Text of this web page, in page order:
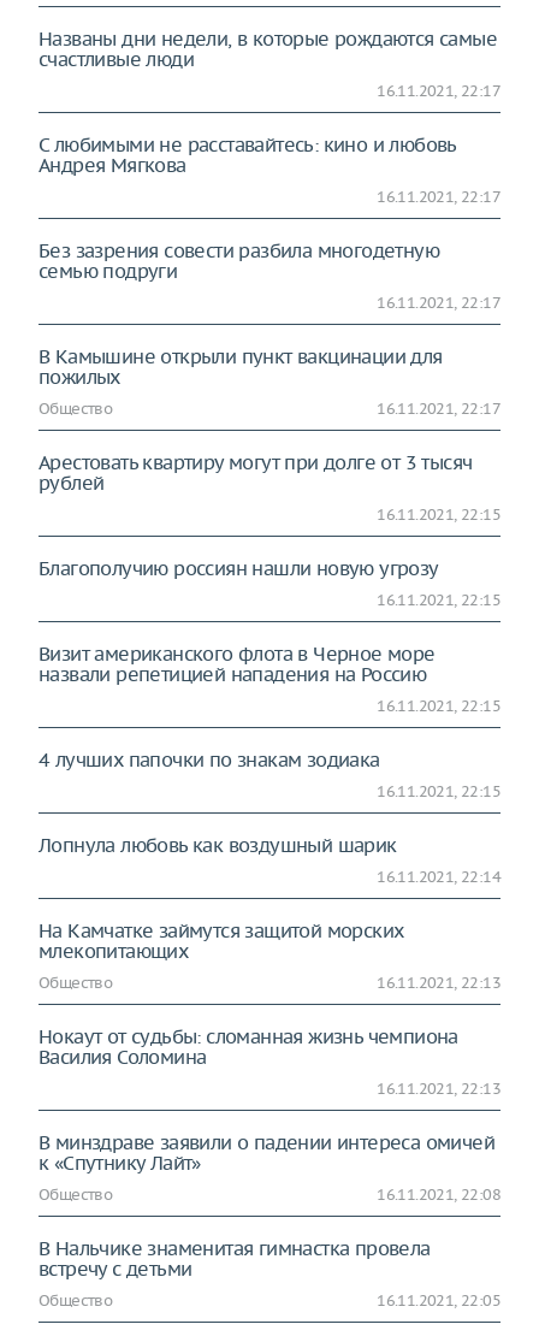
Названы дни недели, в которые рождаются самые
счастливые люди
16.11.2021, 22:17
С любимыми не расставайтесь: кино и любовь
Андрея Мягкова
16.11.2021, 22:17
Без зазрения совести разбила многодетную
семью подруги
16.11.2021, 22:17
В Камышине открыли пункт вакцинации для
пожилых
Общество 16.11.2021, 22:17
Арестовать квартиру могут при долге от 3 тысяч
рублей
16.11.2021, 22:15
Благополучию россиян нашли новую угрозу
16.11.2021, 22:15
Визит американского флота в Черное море
назвали репетицией нападения на Россию
16.11.2021, 22:15
4 лучших папочки по знакам зодиака
16.11.2021, 22:15
Лопнула любовь как воздушный шарик
16.11.2021, 22:14
На Камчатке займутся защитой морских
млекопитающих
Общество 16.11.2021, 22:13
Нокаут от судьбы: сломанная жизнь чемпиона
Василия Соломина
16.11.2021, 22:13
В минздраве заявили о падении интереса омичей
к «Спутнику Лайт»
Общество 16.11.2021, 22:08
В Нальчике знаменитая гимнастка провела
встречу с детьми
Общество 16.11.2021, 22:05